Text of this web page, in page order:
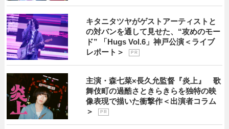
キタニタツヤがゲストアーティストと
の対バンを通して見せた、“攻めのモー
ド” 「Hugs Vol.6」神戸公演＜ライブ
レポート＞
P R
主演・森七菜×長久允監督『炎上』 歌
舞伎町の過酷さときらきらを独特の映
像表現で描いた衝撃作＜出演者コラム
＞
P R